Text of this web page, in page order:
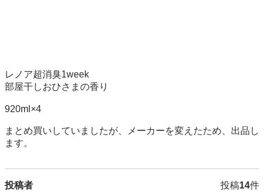
レノア超消臭1week
部屋干しおひさまの香り
920ml×4
まとめ買いしていましたが、メーカーを変えたため、出品し
ます。
投稿者 投稿14件